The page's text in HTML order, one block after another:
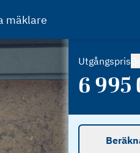
mäklare
Utgångspris
6 995